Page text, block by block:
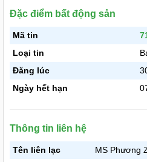
Đặc điểm bất động sản
Mã tin
Loại tin
Đăng lúc
Ngày hết hạn
Thông tin liên hệ
Tên liên lạc
MS Phương